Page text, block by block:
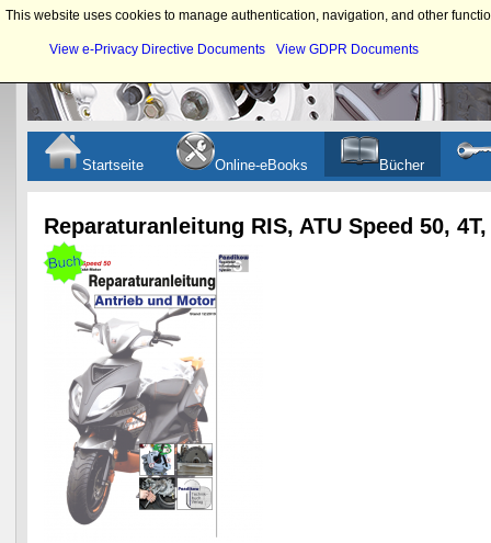
Startseite Online-eBooks Bücher
Reparaturanleitung RIS, ATU Speed 50,
This website uses cookies to manage authentication, navigation, and other
View e-Privacy Directive Documents View GDPR Documents